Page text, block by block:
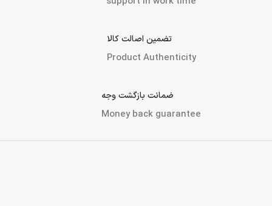
تضمین اصالت کالا
Product Authenticity
ضمانت بازگشت وجه
Money back guarantee